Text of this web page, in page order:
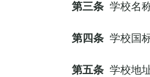
第三条 学校名
第四条 学校国
第五条 学校地